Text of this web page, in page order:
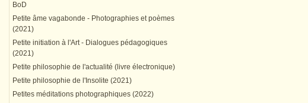
BoD
Petite âme vagabonde - Photographies et poèmes
(2021)
Petite initiation à l'Art - Dialogues pédagogiques
(2021)
Petite philosophie de l'actualité (livre électronique)
Petite philosophie de l'Insolite (2021)
Petites méditations photographiques (2022)